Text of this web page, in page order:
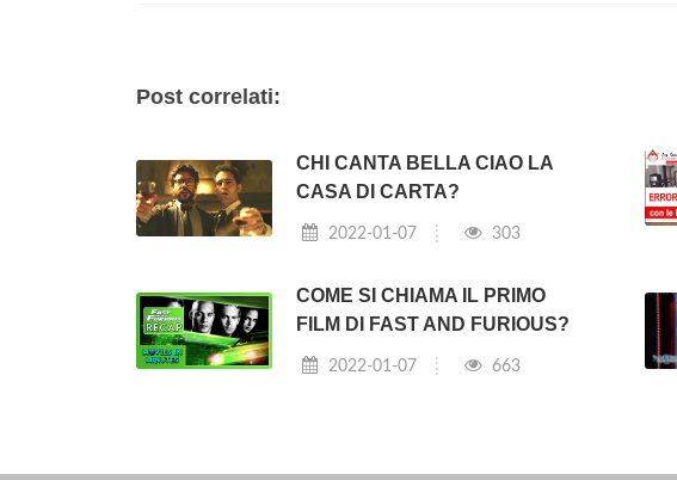
Post correlati:
CHI CANTA BELLA CIAO LA
CASA DI CARTA?
2022-01-07 303
COME SI CHIAMA IL PRIMO
FILM DI FAST AND FURIOUS?
2022-01-07 663